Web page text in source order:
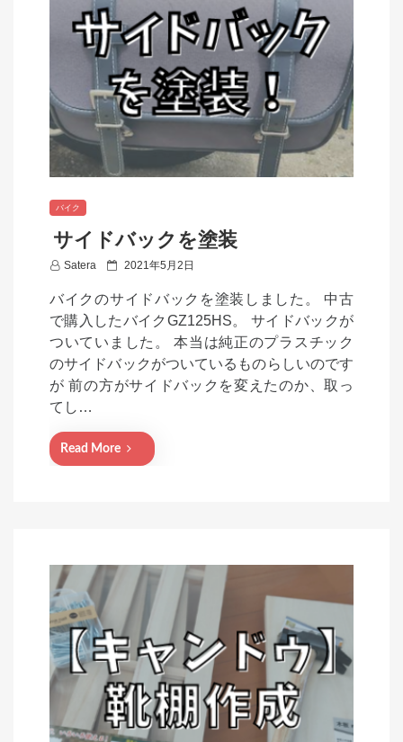
バイク
サイドバックを塗装
Satera
P
s
t
e
d
o
2021年5月2日
バイクのサイドバックを塗装しました。 中古
で購入したバイクGZ125HS。 サイドバックが
ついていました。 本当は純正のプラスチック
のサイドバックがついているものらしいのです
が 前の方がサイドバックを変えたのか、取っ
てし…
Read More